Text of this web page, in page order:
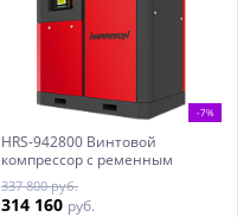
-7%
HRS-942800 Винтовой
компрессор с ременным
приводом Harrison: 2800 л/
мин, 12 бар, 22 кВт
337 800 руб.
314 160 руб.